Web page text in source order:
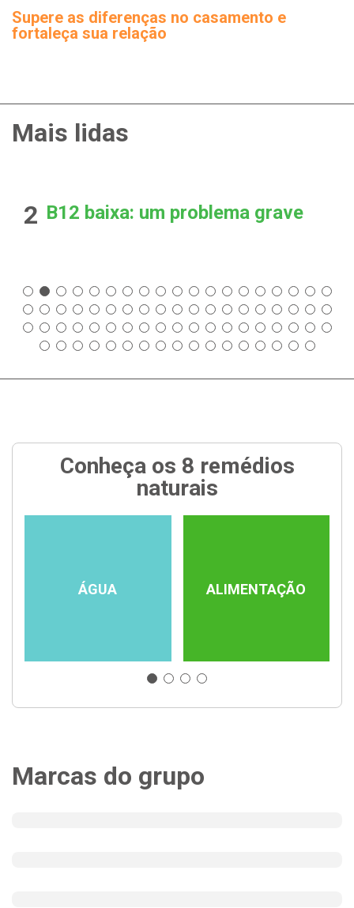
Supere as diferenças no casamento e
fortaleça sua relação
Mais lidas
2 B12 baixa: um problema grave
Conheça os 8 remédios
naturais
ÁGUA ALIMENTAÇÃO
Marcas do grupo